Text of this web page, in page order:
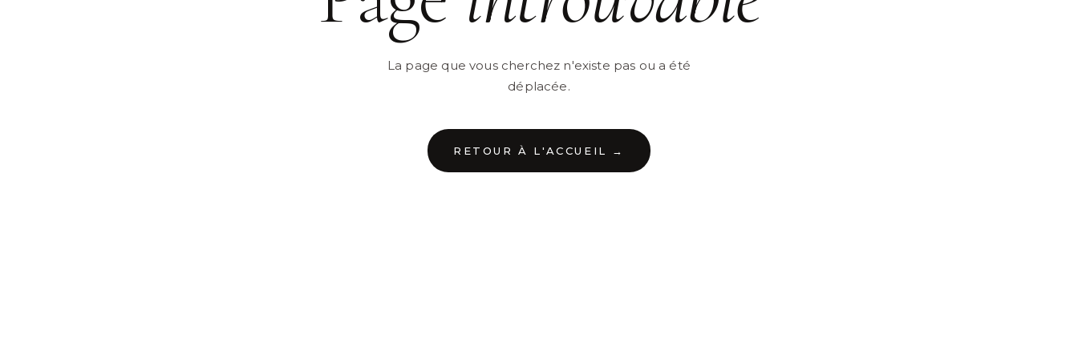
La page que vous cherchez n'existe pas ou a été
déplacée.
RETOUR À L'ACCUEIL →